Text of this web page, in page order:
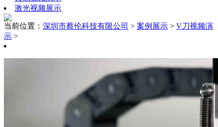
激光视频展示
当前位置： 深圳市蔡伦科技有限公司 > 案例展示 > V刀视频演
示 >